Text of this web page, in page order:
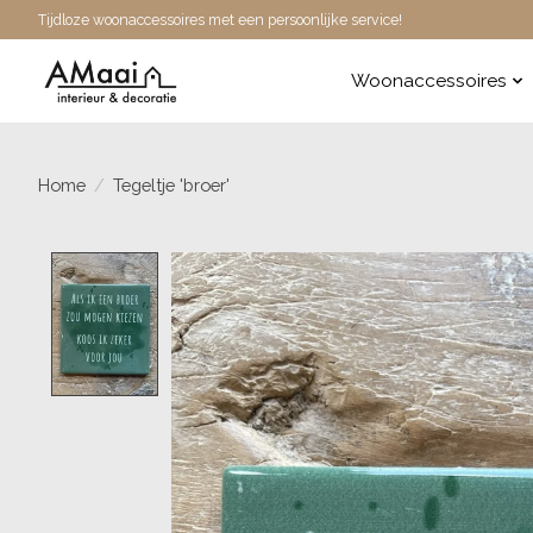
Tijdloze woonaccessoires met een persoonlijke service!
Woonaccessoires
Home / Tegeltje 'broer'
Product image slideshow Items